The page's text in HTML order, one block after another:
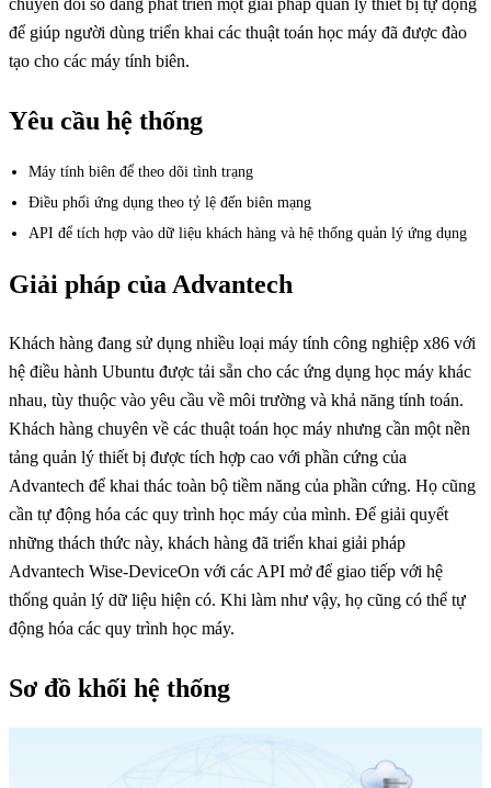
chuyển đổi số đang phát triển một giải pháp quản lý thiết bị tự động
để giúp người dùng triển khai các thuật toán học máy đã được đào
tạo cho các máy tính biên.
Yêu cầu hệ thống
Máy tính biên để theo dõi tình trạng
Điều phối ứng dụng theo tỷ lệ đến biên mạng
API để tích hợp vào dữ liệu khách hàng và hệ thống quản lý ứng dụng
Giải pháp của Advantech
Khách hàng đang sử dụng nhiều loại máy tính công nghiệp x86 với
hệ điều hành Ubuntu được tải sẵn cho các ứng dụng học máy khác
nhau, tùy thuộc vào yêu cầu về môi trường và khả năng tính toán.
Khách hàng chuyên về các thuật toán học máy nhưng cần một nền
tảng quản lý thiết bị được tích hợp cao với phần cứng của
Advantech để khai thác toàn bộ tiềm năng của phần cứng. Họ cũng
cần tự động hóa các quy trình học máy của mình. Để giải quyết
những thách thức này, khách hàng đã triển khai giải pháp
Advantech Wise-DeviceOn với các API mở để giao tiếp với hệ
thống quản lý dữ liệu hiện có. Khi làm như vậy, họ cũng có thể tự
động hóa các quy trình học máy.
Sơ đồ khối hệ thống